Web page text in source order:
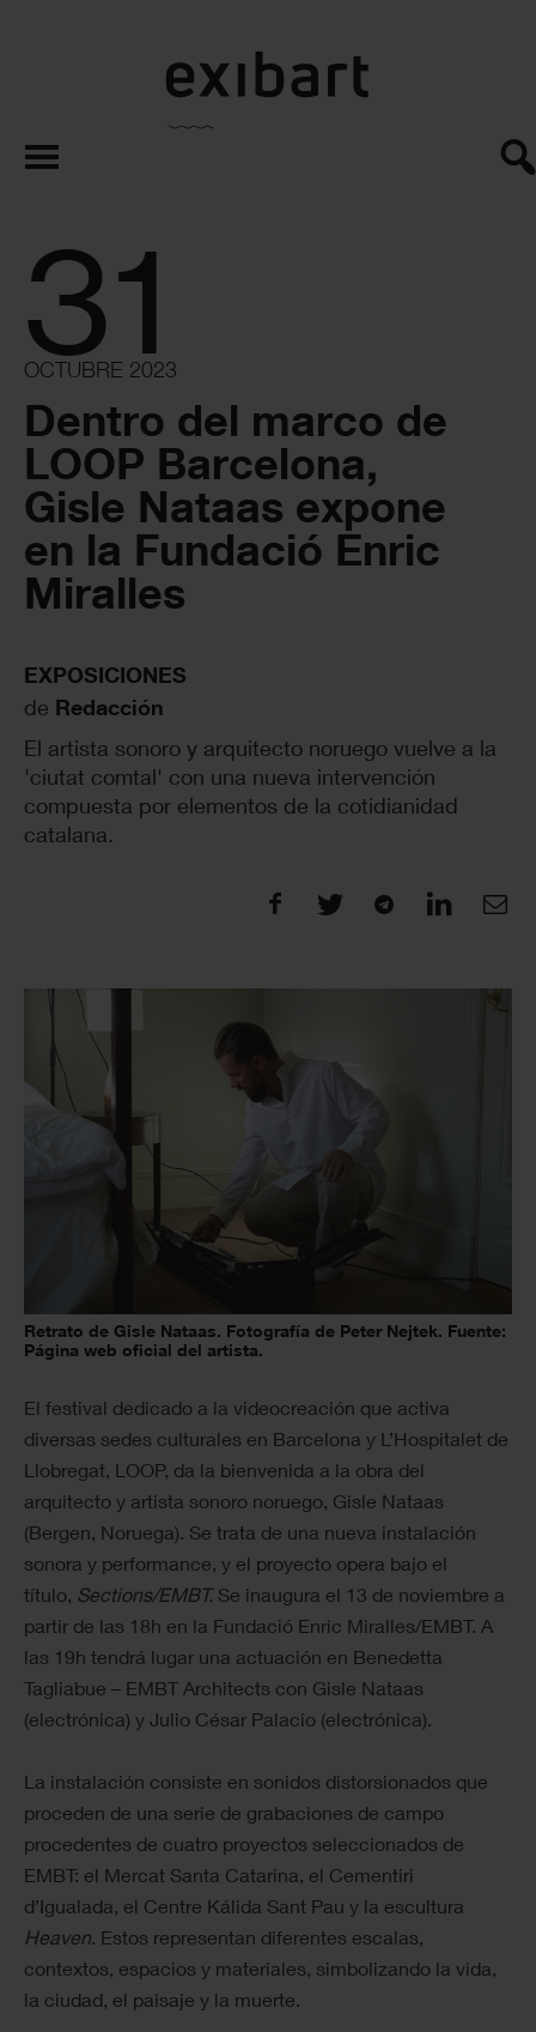
exibart.es
31
OCTUBRE 2023
Dentro del marco de
LOOP Barcelona,
Gisle Nataas expone
en la Fundació Enric
Miralles
EXPOSICIONES
de Redacción
El artista sonoro y arquitecto noruego vuelve a la
'ciutat comtal' con una nueva intervención
compuesta por elementos de la cotidianidad
catalana.
Retrato de Gisle Nataas. Fotografía de Peter Nejtek. Fuente:
Página web oficial del artista.
El festival dedicado a la videocreación que activa
diversas sedes culturales en Barcelona y L’Hospitalet de
Llobregat, LOOP, da la bienvenida a la obra del
arquitecto y artista sonoro noruego, Gisle Nataas
(Bergen, Noruega). Se trata de una nueva instalación
sonora y performance, y el proyecto opera bajo el
título, Sections/EMBT.Se inaugura el 13 de noviembre a
partir de las 18h en la Fundació Enric Miralles/EMBT. A
las 19h tendrá lugar una actuación en Benedetta
Tagliabue – EMBT Architects con Gisle Nataas
(electrónica) y Julio César Palacio (electrónica).
La instalación consiste en sonidos distorsionados que
proceden de una serie de grabaciones de campo
procedentes de cuatro proyectos seleccionados de
EMBT: el Mercat Santa Catarina, el Cementiri
d’Igualada, el Centre Kálida Sant Pau y la escultura
Heaven. Estos representan diferentes escalas,
contextos, espacios y materiales, simbolizando la vida,
la ciudad, el paisaje y la muerte.